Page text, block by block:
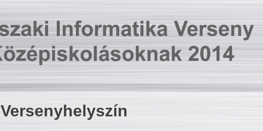
Versenyhelyszín